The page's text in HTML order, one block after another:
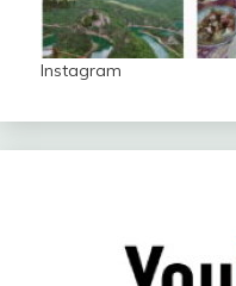
Instagram